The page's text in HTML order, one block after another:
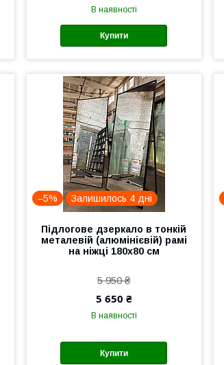
В наявності
Купити
–5% Залишилось 4 дні
Підлогове дзеркало в тонкій
металевій (алюмінієвій) рамі
на ніжці 180x80 см
5 950 ₴
5 650 ₴
В наявності
Купити